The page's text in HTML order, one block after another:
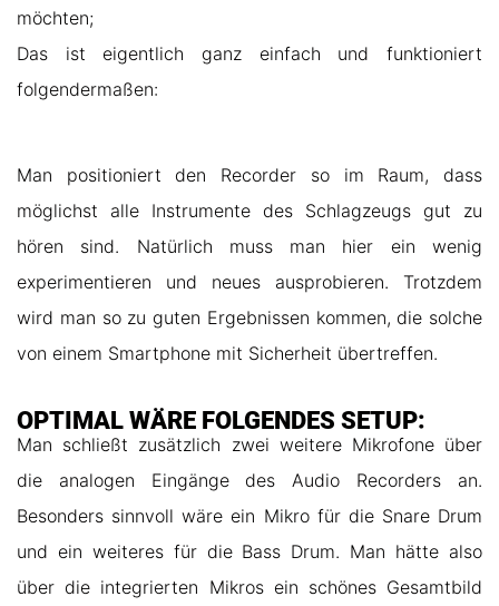
möchten;
Das ist eigentlich ganz einfach und funktioniert
folgendermaßen:
Man positioniert den Recorder so im Raum, dass
möglichst alle Instrumente des Schlagzeugs gut zu
hören sind. Natürlich muss man hier ein wenig
experimentieren und neues ausprobieren. Trotzdem
wird man so zu guten Ergebnissen kommen, die solche
von einem Smartphone mit Sicherheit übertreffen.
OPTIMAL WÄRE FOLGENDES SETUP:
Man schließt zusätzlich zwei weitere Mikrofone über
die analogen Eingänge des Audio Recorders an.
Besonders sinnvoll wäre ein Mikro für die Snare Drum
und ein weiteres für die Bass Drum. Man hätte also
über die integrierten Mikros ein schönes Gesamtbild